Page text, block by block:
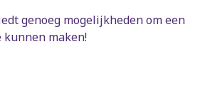
genoeg mogelijkheden om een
kunnen maken!